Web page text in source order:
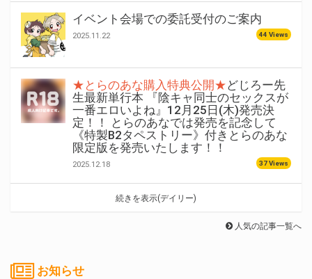
イベント会場での委託受付のご案内
2025.11.22 44 Views
★とらのあな購入特典公開★どじろー先
生最新単行本 『陰キャ同士のセックスが
一番エロいよね』12月25日(木)発売決
定！！ とらのあなでは発売を記念して
《特製B2タペストリー》付きとらのあな
限定版を発売いたします！！
2025.12.18 37 Views
続きを表示(デイリー)
人気の記事一覧へ
お知らせ